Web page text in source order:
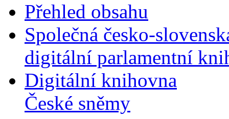
Přehled obsahu
Společná česko-
digitální parlamentní
Digitální knihovna
České sněmy